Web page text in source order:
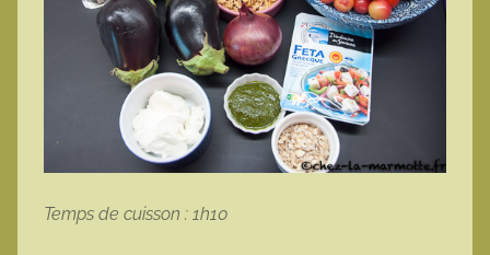
Temps de cuisson : 1h10